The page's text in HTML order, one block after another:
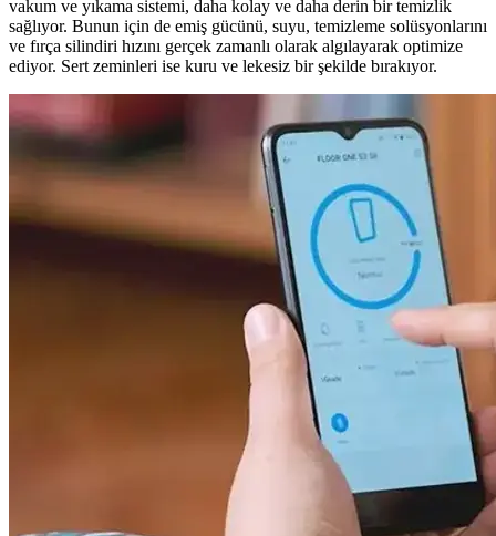
vakum ve yıkama sistemi, daha kolay ve daha derin bir temizlik
sağlıyor. Bunun için de emiş gücünü, suyu, temizleme solüsyonlarını
ve fırça silindiri hızını gerçek zamanlı olarak algılayarak optimize
ediyor. Sert zeminleri ise kuru ve lekesiz bir şekilde bırakıyor.